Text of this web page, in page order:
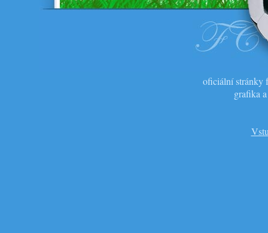
oficiální stránky
grafika